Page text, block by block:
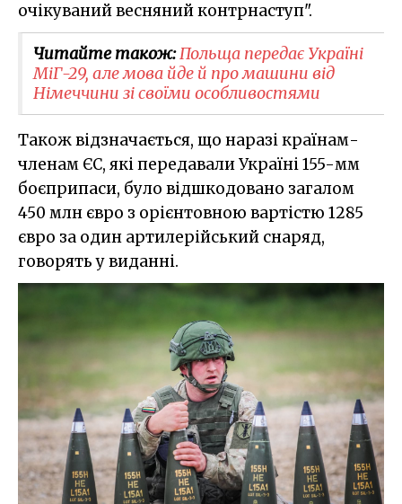
очікуваний весняний контрнаступ".
Читайте також:Польща передає Україні
МіГ-29, але мова йде й про машини від
Німеччини зі своїми особливостями
Також відзначається, що наразі країнам-
членам ЄС, які передавали Україні 155-мм
боєприпаси, було відшкодовано загалом
450 млн євро з орієнтовною вартістю 1285
євро за один артилерійський снаряд,
говорять у виданні.